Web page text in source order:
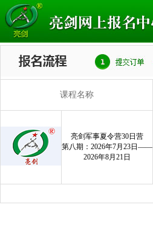
课程名称
亮剑军事夏令营30日营
第八期：2026年7月23日——
2026年8月21日